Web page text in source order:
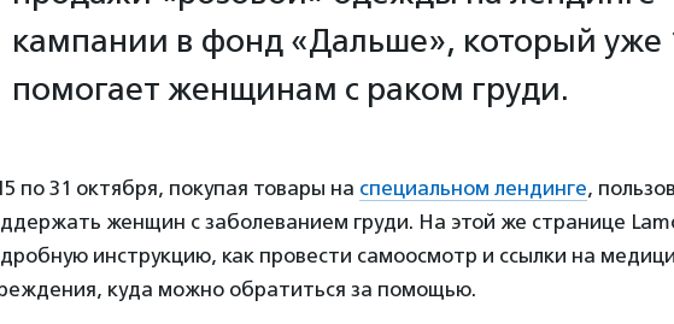
кампании в фонд «Дальше», который уже
помогает женщинам с раком груди.
по 31 октября, покупая товары на специальном лендинге,
женщин с заболеванием груди. На этой же странице
инструкцию, как провести самоосмотр и ссылки на
куда можно обратиться за помощью.